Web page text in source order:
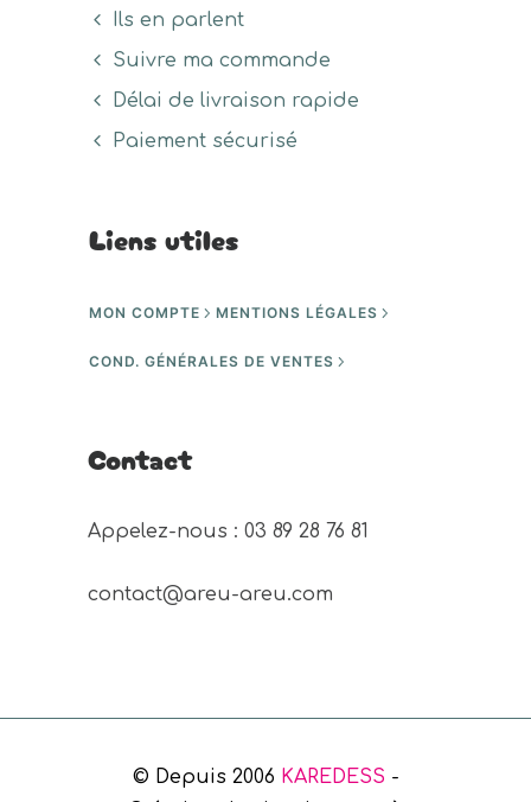
Ils en parlent
Suivre ma commande
Délai de livraison rapide
Paiement sécurisé
Liens utiles
MON COMPTE MENTIONS LÉGALES
COND. GÉNÉRALES DE VENTES
Contact
Appelez-nous : 03 89 28 76 81
contact@areu-areu.com
© Depuis 2006 KAREDESS -